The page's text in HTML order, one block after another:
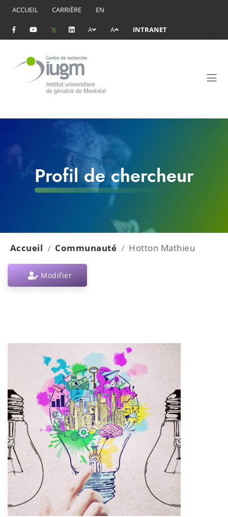
ACCUEIL CARRIÈRE EN
A A INTRANET
Profil de chercheur
Accueil / Communauté / Hotton Mathieu
Modifier